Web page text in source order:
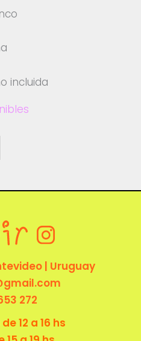
incluida
| Uruguay
272
12 a 16 hs